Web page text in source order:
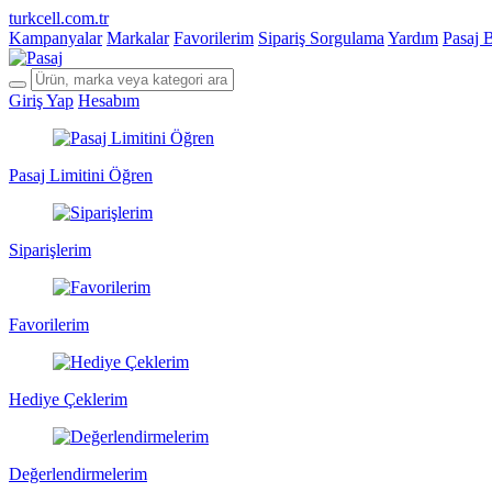
turkcell.com.tr
Kampanyalar Markalar Favorilerim Sipariş Sorgulama Yardım Pasaj
Giriş Yap Hesabım
Pasaj Limitini Öğren
Siparişlerim
Favorilerim
Hediye Çeklerim
Değerlendirmelerim